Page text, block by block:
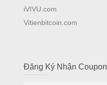
iVIVU.com
Vitienbitcoin.com
Đăng Ký Nhận Coupon